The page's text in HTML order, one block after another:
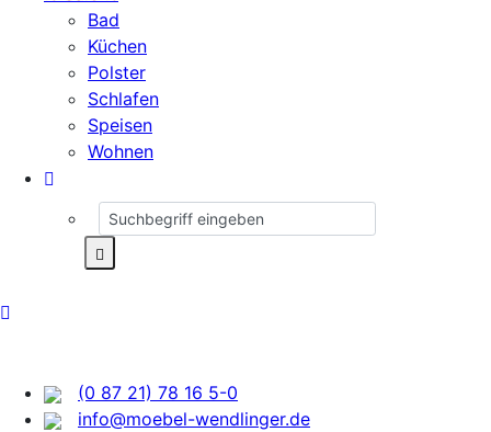
Bad
Küchen
Polster
Schlafen
Speisen
Wohnen
(0 87 21) 78 16 5-0
info@moebel-wendlinger.de